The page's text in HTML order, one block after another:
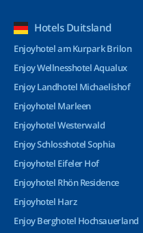
Hotels Duitsland
Enjoyhotel am Kurpark Brilon
Enjoy Wellnesshotel Aqualux
Enjoy Landhotel Michaelishof
Enjoyhotel Marleen
Enjoyhotel Westerwald
Enjoy Schlosshotel Sophia
Enjoyhotel Eifeler Hof
Enjoyhotel Rhön Residence
Enjoyhotel Harz
Enjoy Berghotel Hochsauerland